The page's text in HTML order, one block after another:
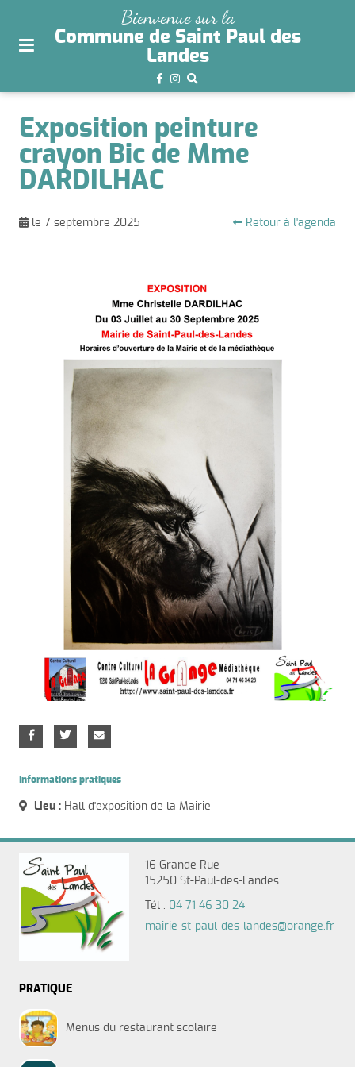
site
aller au
contenu
Bienvenue sur la
Commune de Saint Paul des
Landes
Exposition peinture
crayon Bic de Mme
DARDILHAC
le 7 septembre 2025 Retour à l'agenda
Informations pratiques
Lieu : Hall d'exposition de la Mairie
16 Grande Rue
15250 St-Paul-des-Landes
Tél : 04 71 46 30 24
mairie-st-paul-des-landes@orange.fr
PRATIQUE
Menus du restaurant scolaire